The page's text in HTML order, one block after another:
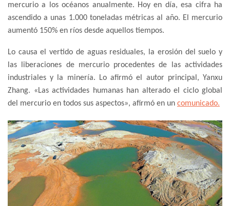
mercurio a los océanos anualmente. Hoy en día, esa cifra ha
ascendido a unas 1.000 toneladas métricas al año. El mercurio
aumentó 150% en ríos desde aquellos tiempos.
Lo causa el vertido de aguas residuales, la erosión del suelo y
las liberaciones de mercurio procedentes de las actividades
industriales y la minería. Lo afirmó el autor principal, Yanxu
Zhang. «Las actividades humanas han alterado el ciclo global
del mercurio en todos sus aspectos», afirmó en un comunicado.